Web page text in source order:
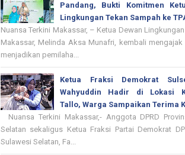
Pandang, Bukti Komitmen
Lingkungan Tekan Sampah ke
Nuansa Terkini Makassar, – Ketua Dewan
Makassar, Melinda Aksa Munafri, kembali mengajak
menjadikan pemilaha...
Ketua Fraksi Demokrat
Wahyuddin Hadir di Lokasi
Tallo, Warga Sampaikan Terima
Nuansa Terkini Makassar,- Anggota DPRD
Selatan sekaligus Ketua Fraksi Partai Demokrat
Sulawesi Selatan, Fa...